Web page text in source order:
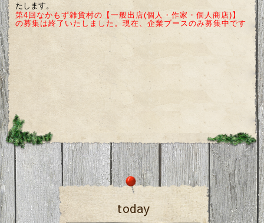
たします。
第4回なかもず雑貨村の【一般出店(個人・作家・個人商店)】
の募集は終了いたしました。現在、企業ブースのみ募集中です
today